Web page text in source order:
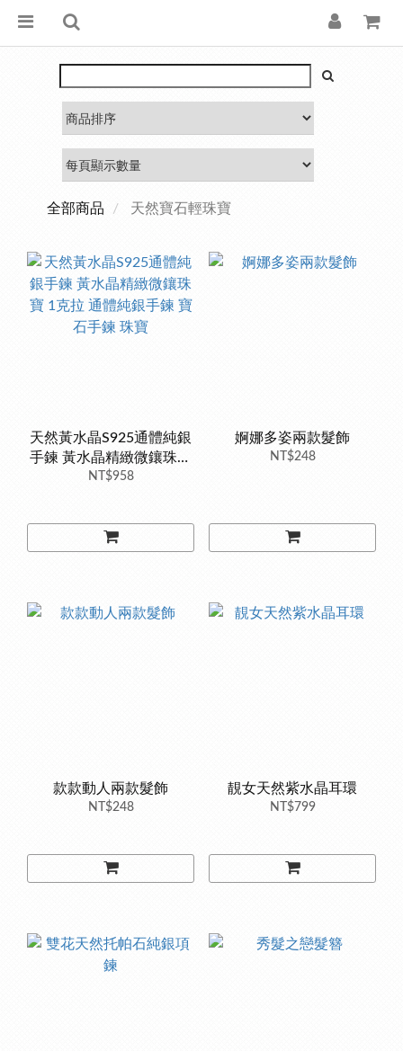
全部商品 天然寶石輕珠寶
天然黃水晶S925通體純銀
手鍊 黃水晶精緻微鑲珠寶
1克拉 通體純銀手鍊 寶石
NT$958
婀娜多姿兩款髮飾
NT$248
款款動人兩款髮飾
NT$248
靚女天然紫水晶耳環
NT$799